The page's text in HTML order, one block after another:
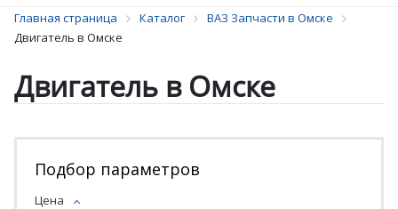
Главная страница Каталог
ВАЗ Запчасти в Омске
Двигатель в Омске
Двигатель в Омске
Подбор параметров
Цена